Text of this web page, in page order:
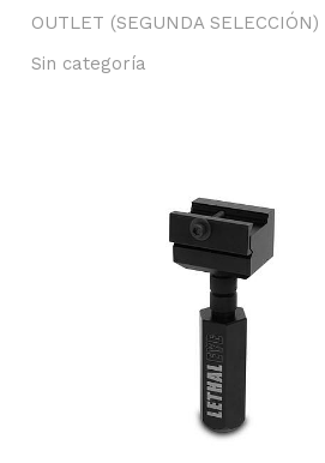
OUTLET (SEGUNDA SELECCIÓN)
Sin categoría